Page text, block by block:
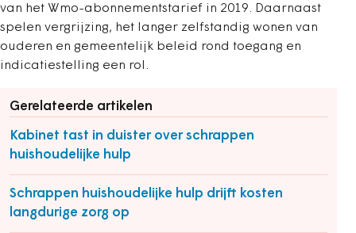
van het Wmo-abonnementstarief in 2019. Daarnaast
spelen vergrijzing, het langer zelfstandig wonen van
ouderen en gemeentelijk beleid rond toegang en
indicatiestelling een rol.
Gerelateerde artikelen
Kabinet tast in duister over schrappen
huishoudelijke hulp
Schrappen huishoudelijke hulp drijft kosten
langdurige zorg op